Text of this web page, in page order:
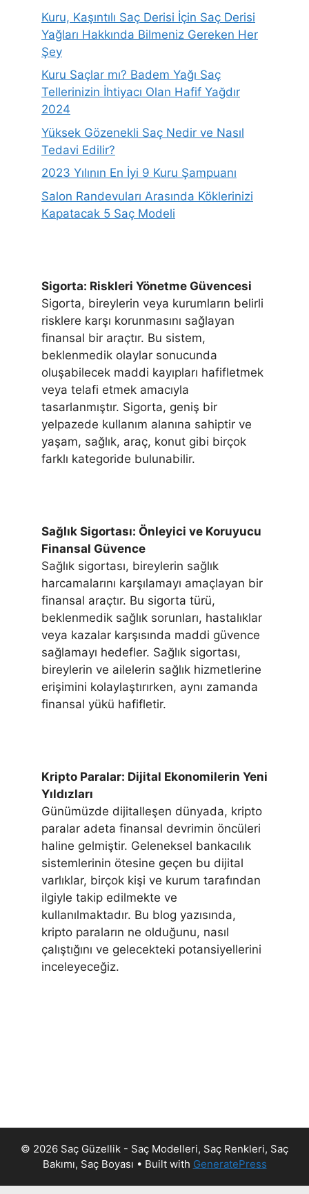
Kuru, Kaşıntılı Saç Derisi İçin Saç Derisi
Yağları Hakkında Bilmeniz Gereken Her
Şey
Kuru Saçlar mı? Badem Yağı Saç
Tellerinizin İhtiyacı Olan Hafif Yağdır
2024
Yüksek Gözenekli Saç Nedir ve Nasıl
Tedavi Edilir?
2023 Yılının En İyi 9 Kuru Şampuanı
Salon Randevuları Arasında Köklerinizi
Kapatacak 5 Saç Modeli
Sigorta: Riskleri Yönetme Güvencesi
Sigorta, bireylerin veya kurumların belirli
risklere karşı korunmasını sağlayan
finansal bir araçtır. Bu sistem,
beklenmedik olaylar sonucunda
oluşabilecek maddi kayıpları hafifletmek
veya telafi etmek amacıyla
tasarlanmıştır. Sigorta, geniş bir
yelpazede kullanım alanına sahiptir ve
yaşam, sağlık, araç, konut gibi birçok
farklı kategoride bulunabilir.
Sağlık Sigortası: Önleyici ve Koruyucu
Finansal Güvence
Sağlık sigortası, bireylerin sağlık
harcamalarını karşılamayı amaçlayan bir
finansal araçtır. Bu sigorta türü,
beklenmedik sağlık sorunları, hastalıklar
veya kazalar karşısında maddi güvence
sağlamayı hedefler. Sağlık sigortası,
bireylerin ve ailelerin sağlık hizmetlerine
erişimini kolaylaştırırken, aynı zamanda
finansal yükü hafifletir.
Kripto Paralar: Dijital Ekonomilerin Yeni
Yıldızları
Günümüzde dijitalleşen dünyada, kripto
paralar adeta finansal devrimin öncüleri
haline gelmiştir. Geleneksel bankacılık
sistemlerinin ötesine geçen bu dijital
varlıklar, birçok kişi ve kurum tarafından
ilgiyle takip edilmekte ve
kullanılmaktadır. Bu blog yazısında,
kripto paraların ne olduğunu, nasıl
çalıştığını ve gelecekteki potansiyellerini
inceleyeceğiz.
© 2026 Saç Güzellik - Saç Modelleri, Saç Renkleri, Saç
Bakımı, Saç Boyası • Built with GeneratePress